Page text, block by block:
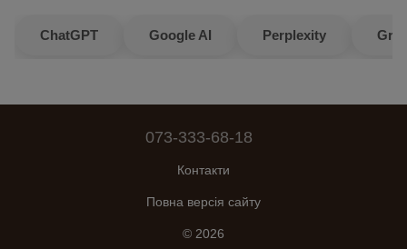
ChatGPT Google AI Perplexity
073-333-68-18
Контакти
Повна версія сайту
© 2026